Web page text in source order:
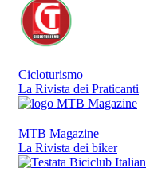
Cicloturismo
La Rivista dei Praticanti
MTB Magazine
La Rivista dei biker